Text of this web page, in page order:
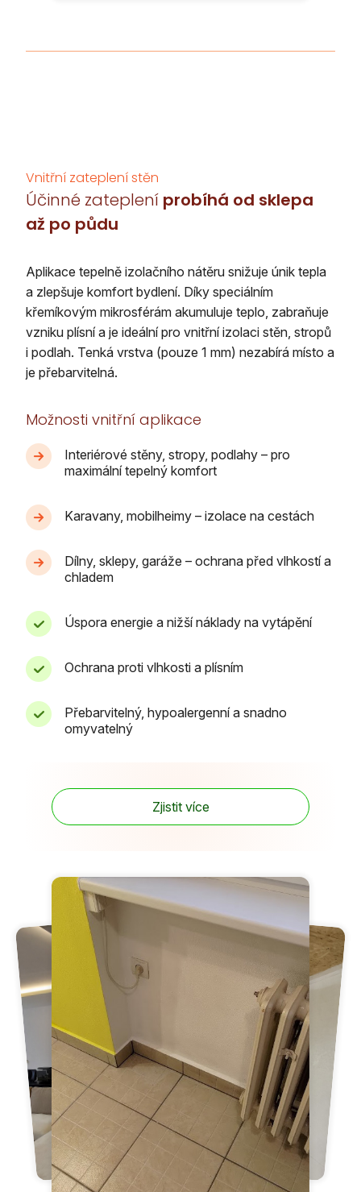
Vnitřní zateplení stěn
Účinné zateplení probíhá od sklepa
až po půdu
Aplikace tepelně izolačního nátěru snižuje únik tepla
a zlepšuje komfort bydlení. Díky speciálním
křemíkovým mikrosférám akumuluje teplo, zabraňuje
vzniku plísní a je ideální pro vnitřní izolaci stěn, stropů
i podlah. Tenká vrstva (pouze 1 mm) nezabírá místo a
je přebarvitelná.
Možnosti vnitřní aplikace
Interiérové stěny, stropy, podlahy – pro
maximální tepelný komfort
Karavany, mobilheimy – izolace na cestách
Dílny, sklepy, garáže – ochrana před vlhkostí a
chladem
Úspora energie a nižší náklady na vytápění
Ochrana proti vlhkosti a plísním
Přebarvitelný, hypoalergenní a snadno
omyvatelný
Zjistit více